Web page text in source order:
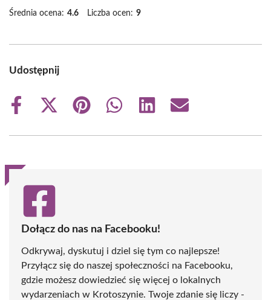
Średnia ocena: 4.6 Liczba ocen: 9
Udostępnij
Share
Share
(Twitter)
Share
Share
Share
Share
Dołącz do nas na Facebooku!
Odkrywaj, dyskutuj i dziel się tym co najlepsze!
Przyłącz się do naszej społeczności na Facebooku,
gdzie możesz dowiedzieć się więcej o lokalnych
wydarzeniach w Krotoszynie. Twoje zdanie się liczy -